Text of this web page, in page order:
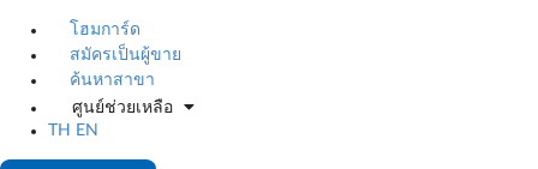
โฮมการ์ด
สมัครเป็นผู้ขาย
ค้นหาสาขา
ศูนย์ช่วยเหลือ
TH
EN